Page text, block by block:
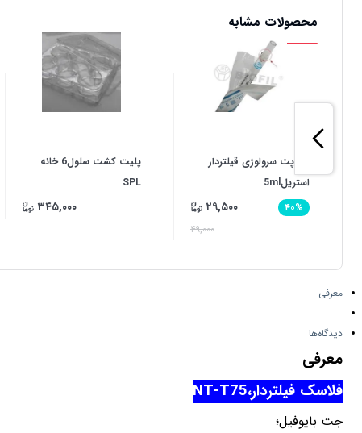
محصولات مشابه
پی پت سرولوژی قیلتردار
استریل5ml
۴۰%
۲۹,۵۰۰
۴۹,۰۰۰
پلیت کشت سلول6 خانه
SPL
۳۴۵,۰۰۰
معرفی
دیدگاه‌ها
معرفی
فلاسک فیلتردار،NT-T75
جت بایوفیل؛